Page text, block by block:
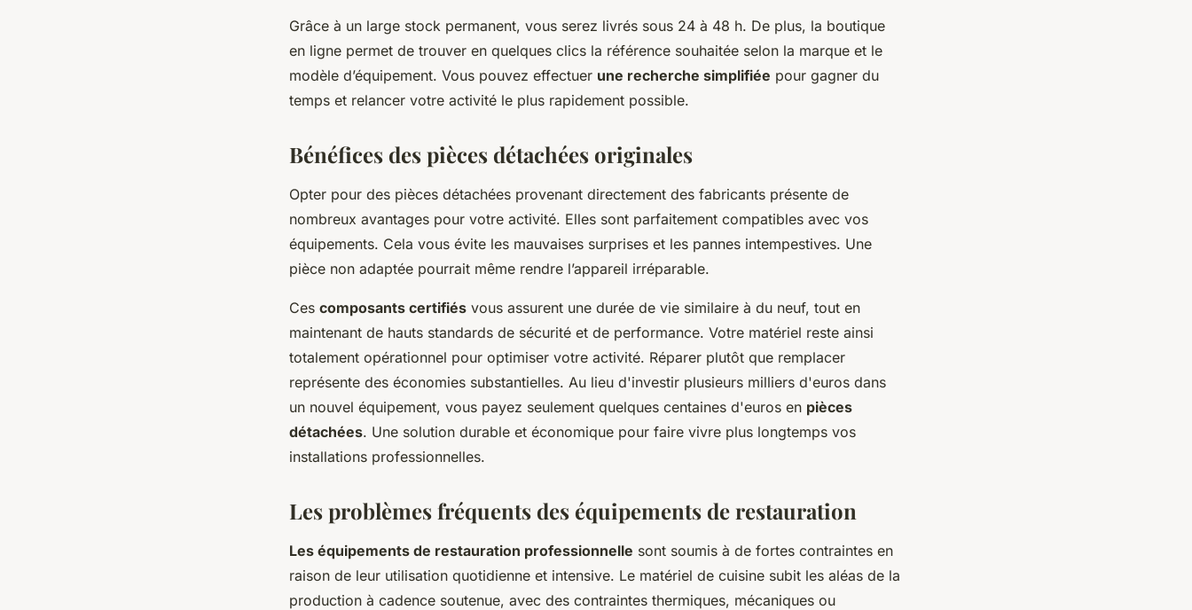
Grâce à un large stock permanent, vous serez livrés sous 24 à 48 h. De plus, la boutique
en ligne permet de trouver en quelques clics la référence souhaitée selon la marque et le
modèle d’équipement. Vous pouvez effectuer une recherche simplifiée pour gagner du
temps et relancer votre activité le plus rapidement possible.
Bénéfices des pièces détachées originales
Opter pour des pièces détachées provenant directement des fabricants présente de
nombreux avantages pour votre activité. Elles sont parfaitement compatibles avec vos
équipements. Cela vous évite les mauvaises surprises et les pannes intempestives. Une
pièce non adaptée pourrait même rendre l’appareil irréparable.
Ces composants certifiés vous assurent une durée de vie similaire à du neuf, tout en
maintenant de hauts standards de sécurité et de performance. Votre matériel reste ainsi
totalement opérationnel pour optimiser votre activité. Réparer plutôt que remplacer
représente des économies substantielles. Au lieu d'investir plusieurs milliers d'euros dans
un nouvel équipement, vous payez seulement quelques centaines d'euros en pièces
détachées. Une solution durable et économique pour faire vivre plus longtemps vos
installations professionnelles.
Les problèmes fréquents des équipements de restauration
Les équipements de restauration professionnelle sont soumis à de fortes contraintes en
raison de leur utilisation quotidienne et intensive. Le matériel de cuisine subit les aléas de la
production à cadence soutenue, avec des contraintes thermiques, mécaniques ou